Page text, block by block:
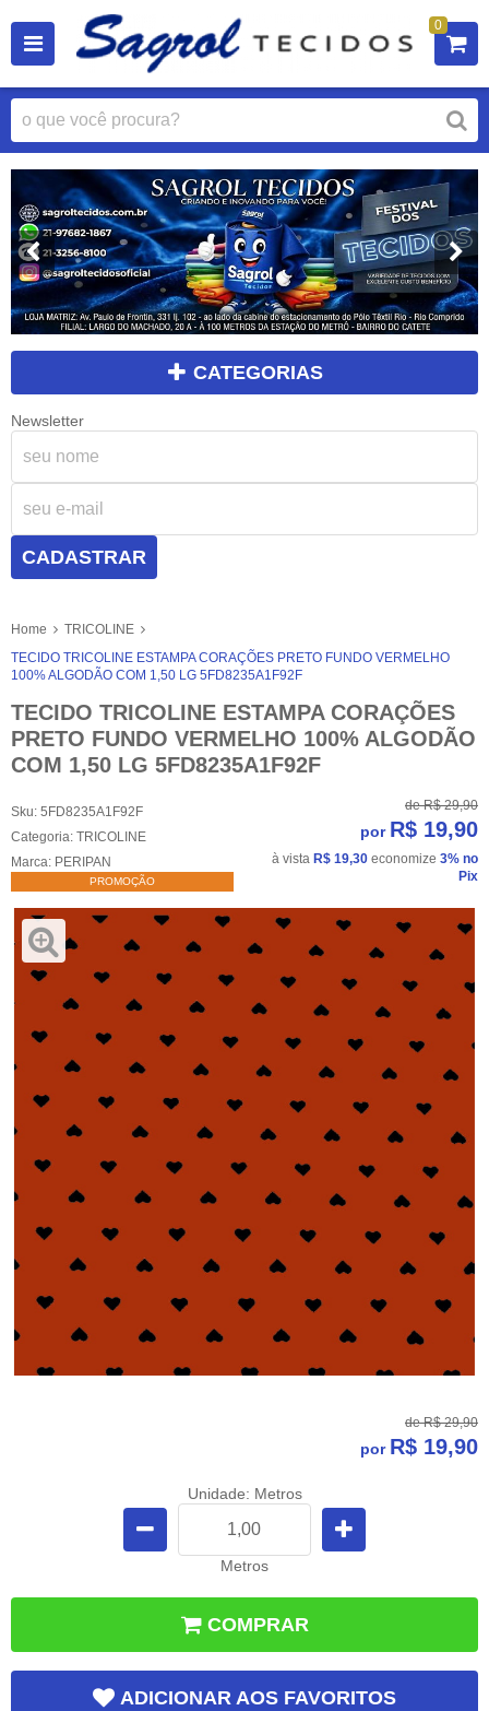
0
CATEGORIAS
Newsletter
CADASTRAR
Home
TRICOLINE
TECIDO TRICOLINE ESTAMPA CORAÇÕES PRETO FUNDO VERMELHO
100% ALGODÃO COM 1,50 LG 5FD8235A1F92F
TECIDO TRICOLINE ESTAMPA CORAÇÕES
PRETO FUNDO VERMELHO 100% ALGODÃO
COM 1,50 LG 5FD8235A1F92F
Sku: 5FD8235A1F92F
Categoria: TRICOLINE
Marca: PERIPAN
PROMOÇÃO
de R$ 29,90
por R$ 19,90
à vista R$ 19,30 economize 3% no
Pix
de R$ 29,90
por R$ 19,90
Unidade: Metros
Metros
COMPRAR
ADICIONAR AOS FAVORITOS